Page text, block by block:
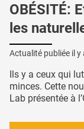
OBÉSITÉ:
les
Actualité publiée il y
Ils y a ceux qui
minces. Cette
Lab présentée à